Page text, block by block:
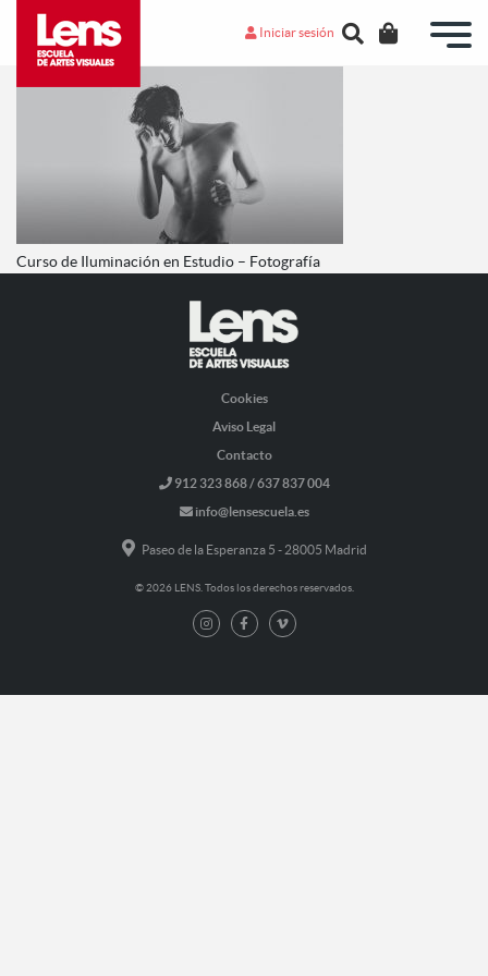
Iniciar sesión
Curso de Iluminación en Estudio – Fotografía
Cookies
Aviso Legal
Contacto
912 323 868 / 637 837 004
info@lensescuela.es
Paseo de la Esperanza 5 - 28005 Madrid
© 2026 LENS. Todos los derechos reservados.